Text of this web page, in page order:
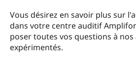
Vous désirez en savoir plus sur
dans votre centre auditif
poser toutes vos questions à
expérimentés.